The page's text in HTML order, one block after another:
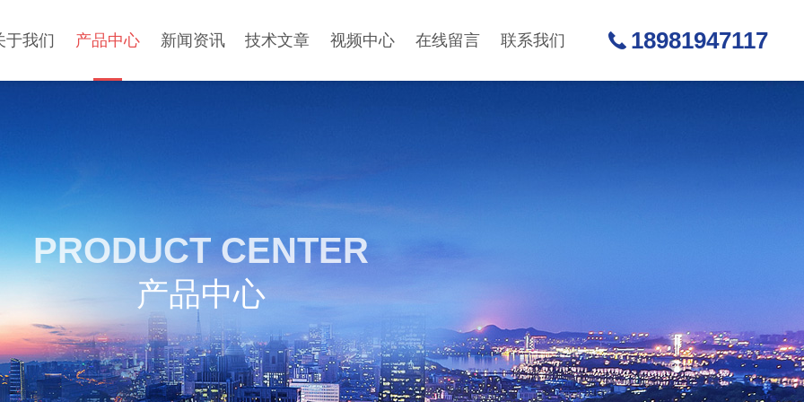
于我们 产品中心 新闻资讯 技术文章 视频中心 在线留言 联系我们 18981947117
PRODUCT CENTER
产品中心